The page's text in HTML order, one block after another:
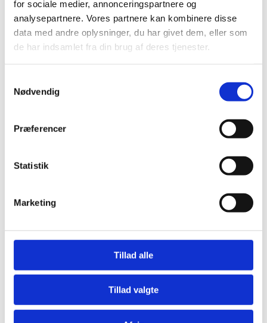
for sociale medier, annonceringspartnere og
analysepartnere. Vores partnere kan kombinere disse
data med andre oplysninger, du har givet dem, eller som
de har indsamlet fra din brug af deres tjenester.
Nødvendig
Præferencer
Statistik
Marketing
Tillad alle
Tillad valgte
Tillad venligst alle cookies for at se denne video.